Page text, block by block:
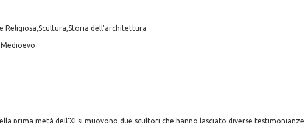
Religiosa,Scultura,Storia dell'architettura
Medioevo
prima metà dell'XI si muovono due scultori che hanno lasciato diverse testimonianze